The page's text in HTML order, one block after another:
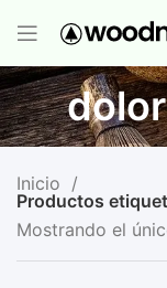
Inicio
Productos
Mostrando el
Premium